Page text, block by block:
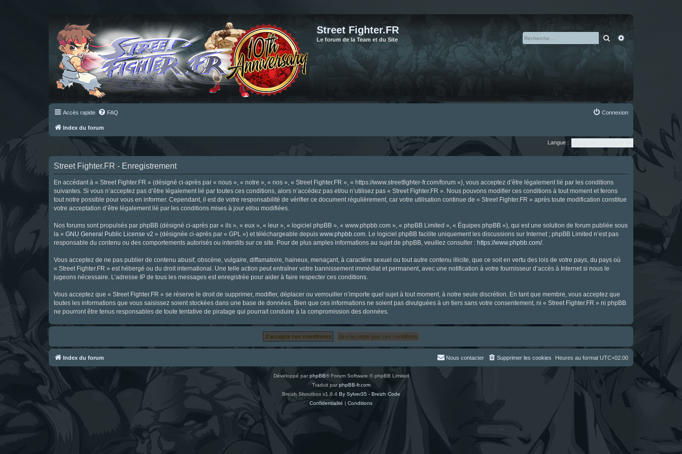
Street Fighter.FR
Le forum de la Team et du Site Rechercher
Accès rapide FAQ Connexion
Index du forum
Langue :
Street Fighter.FR - Enregistrement
En accédant à « Street Fighter.FR » (désigné ci-après par « nous », « notre », « nos », « Street Fighter.FR », « https://www.streetfighter-fr.com/forum »), vous acceptez d’être légalement lié par les conditions
suivantes. Si vous n’acceptez pas d’être légalement lié par toutes ces conditions, alors n’accédez pas et/ou n’utilisez pas « Street Fighter.FR ». Nous pouvons modifier ces conditions à tout moment et ferons
tout notre possible pour vous en informer. Cependant, il est de votre responsabilité de vérifier ce document régulièrement, car votre utilisation continue de « Street Fighter.FR » après toute modification constitue
votre acceptation d’être légalement lié par les conditions mises à jour et/ou modifiées.
Nos forums sont propulsés par phpBB (désigné ci-après par « ils », « eux », « leur », « logiciel phpBB », « www.phpbb.com », « phpBB Limited », « Équipes phpBB »), qui est une solution de forum publiée sous
la « GNU General Public License v2 » (désignée ci-après par « GPL ») et téléchargeable depuis www.phpbb.com . Le logiciel phpBB facilite uniquement les discussions sur Internet ; phpBB Limited n’est pas
responsable du contenu ou des comportements autorisés ou interdits sur ce site. Pour de plus amples informations au sujet de phpBB, veuillez consulter : https://www.phpbb.com/.
Vous acceptez de ne pas publier de contenu abusif, obscène, vulgaire, diffamatoire, haineux, menaçant, à caractère sexuel ou tout autre contenu illicite, que ce soit en vertu des lois de votre pays, du pays où
« Street Fighter.FR » est hébergé ou du droit international. Une telle action peut entraîner votre bannissement immédiat et permanent, avec une notification à votre fournisseur d’accès à Internet si nous le
jugeons nécessaire. L’adresse IP de tous les messages est enregistrée pour aider à faire respecter ces conditions.
Vous acceptez que « Street Fighter.FR » se réserve le droit de supprimer, modifier, déplacer ou verrouiller n’importe quel sujet à tout moment, à notre seule discrétion. En tant que membre, vous acceptez que
toutes les informations que vous saisissez soient stockées dans une base de données. Bien que ces informations ne soient pas divulguées à un tiers sans votre consentement, ni « Street Fighter.FR » ni phpBB
ne pourront être tenus responsables de toute tentative de piratage qui pourrait conduire à la compromission des données.
Index du forum Heures au format UTC+02:00
Supprimer les cookies
Nous contacter
Développé parphpBB® Forum Software © phpBB Limited
Traduit parphpBB-fr.com
Breizh Shoutbox v1.8.4 By Sylver35 - Breizh Code
Confidentialité | Conditions